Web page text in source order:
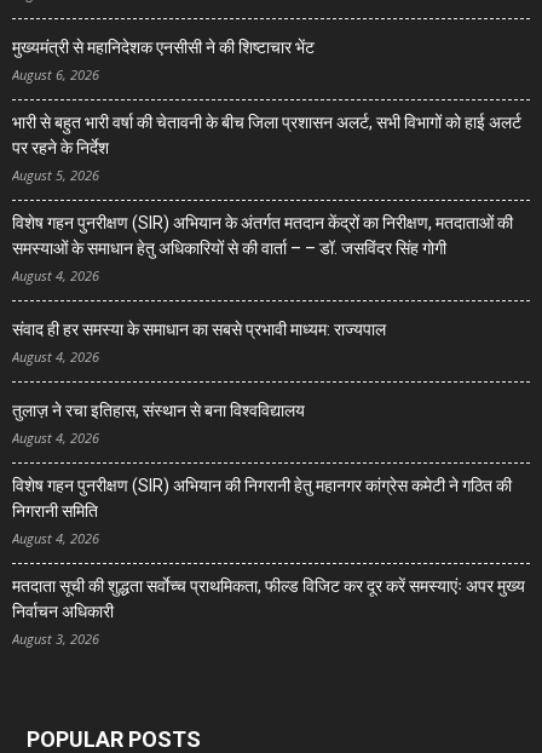
मुख्यमंत्री से महानिदेशक एनसीसी ने की शिष्टाचार भेंट
August 6, 2026
भारी से बहुत भारी वर्षा की चेतावनी के बीच जिला प्रशासन अलर्ट, सभी विभागों को हाई अलर्ट
पर रहने के निर्देश
August 5, 2026
विशेष गहन पुनरीक्षण (SIR) अभियान के अंतर्गत मतदान केंद्रों का निरीक्षण, मतदाताओं की
समस्याओं के समाधान हेतु अधिकारियों से की वार्ता – – डॉ. जसविंदर सिंह गोगी
August 4, 2026
संवाद ही हर समस्या के समाधान का सबसे प्रभावी माध्यम: राज्यपाल
August 4, 2026
तुलाज़ ने रचा इतिहास, संस्थान से बना विश्वविद्यालय
August 4, 2026
विशेष गहन पुनरीक्षण (SIR) अभियान की निगरानी हेतु महानगर कांग्रेस कमेटी ने गठित की
निगरानी समिति
August 4, 2026
मतदाता सूची की शुद्धता सर्वाेच्च प्राथमिकता, फील्ड विजिट कर दूर करें समस्याएंः अपर मुख्य
निर्वाचन अधिकारी
August 3, 2026
POPULAR POSTS